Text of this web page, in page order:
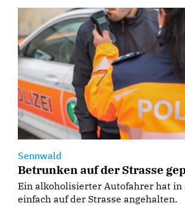
Sennwald
Betrunken auf der Strasse
Ein alkoholisierter Autofahrer hat in
einfach auf der Strasse angehalten.